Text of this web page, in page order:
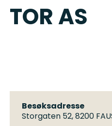
TOR AS
Besøksadresse
Storgaten 52, 8200